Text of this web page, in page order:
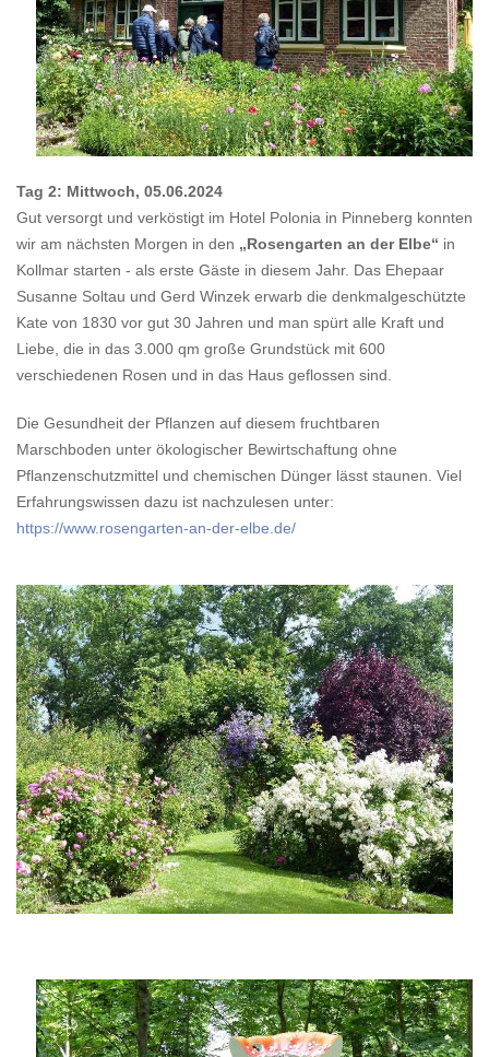
Tag 2: Mittwoch, 05.06.2024
Gut versorgt und verköstigt im Hotel Polonia in Pinneberg konnten
wir am nächsten Morgen in den „Rosengarten an der Elbe“ in
Kollmar starten - als erste Gäste in diesem Jahr. Das Ehepaar
Susanne Soltau und Gerd Winzek erwarb die denkmalgeschützte
Kate von 1830 vor gut 30 Jahren und man spürt alle Kraft und
Liebe, die in das 3.000 qm große Grundstück mit 600
verschiedenen Rosen und in das Haus geflossen sind.
Die Gesundheit der Pflanzen auf diesem fruchtbaren
Marschboden unter ökologischer Bewirtschaftung ohne
Pflanzenschutzmittel und chemischen Dünger lässt staunen. Viel
Erfahrungswissen dazu ist nachzulesen unter:
https://www.rosengarten-an-der-elbe.de/